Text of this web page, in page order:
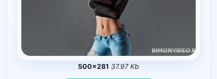
500×281 37.97 Kb